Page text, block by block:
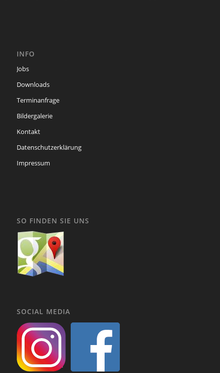
INFO
Jobs
Downloads
Terminanfrage
Bildergalerie
Kontakt
Datenschutzerklärung
Impressum
SO FINDEN SIE UNS
SOCIAL MEDIA